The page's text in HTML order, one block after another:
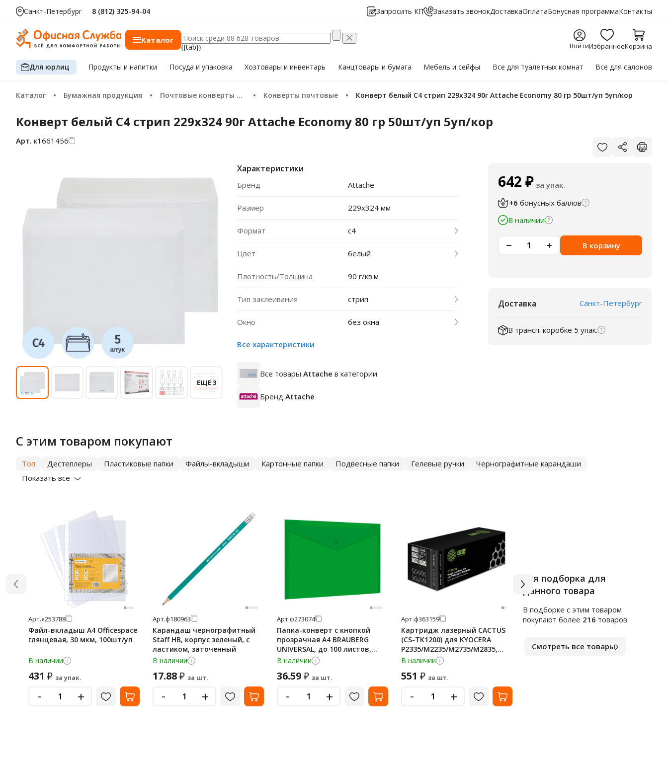
Санкт-Петербург 8 (812) 325-94-04 Запросить КП Заказать звонокДоставкаОплатаБонусная программаКонтакты
Каталог
{{tab}} ВойтиИзбранноеКорзина
Для юрлиц Продуктыи напитки Посуда и упаковка Хозтоварыи инвентарь Канцтовары и бумага Мебельи сейфы Все для туалетных комнат Все для салонов
Каталог Бумажная продукция Почтовые конверты и пакеты Конверты почтовые Конверт белый C4 стрип 229х324 90г Attache Economy 80 гр 50шт/уп 5уп/кор
Конверт белый C4 стрип 229х324 90г Attache Economy 80 гр 50шт/уп 5уп/кор
Арт. к1661456
ЕЩЕ 3
Характеристики
Бренд Attache
Размер 229х324 мм
Формат c4
Цвет белый
Плотность/Толщина 90 г/кв.м
Тип заклеивания стрип
Окно без окна
Все характеристики
Все товары Attache в категории
Бренд Attache
642 ₽ за упак.
+6 бонусных баллов
В наличии
В корзину
Доставка Санкт-Петербург
В трансп. коробке 5 упак.
С этим товаром покупают
Топ Дестеплеры Пластиковые папки Файлы-вкладыши Картонные папки Подвесные папки Гелевые ручки
Чернографитные карандаши
Показать все
Арт.я253788
Файл-вкладыш А4 Officespace
глянцевая, 30 мкм, 100шт/уп
В наличии
431 ₽ за упак.
- +
Арт.ф180963
Карандаш чернографитный
Staff HB, корпус зеленый, с
ластиком, заточенный
В наличии
17.88₽ за шт.
- +
Арт.ф273074
Папка-конверт с кнопкой
прозрачная А4 BRAUBERG
UNIVERSAL, до 100 листов,
зеленая, 0,15 мм, 273074
В наличии
36.59₽ за шт.
- +
Арт.ф363159
Картридж лазерный CACTUS
(CS-TK1200) для KYOCERA
P2335/M2235/M2735/M2835,
ресурс 3000 стр.
В наличии
551 ₽ за шт.
- +
Арт.ф141235
Вся подборка для
данного товара
В подборке c этим товаром
покупают более 216 товаров
Смотреть все товары